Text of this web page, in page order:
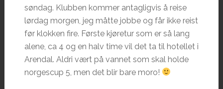
søndag. Klubben kommer antagligvis å reise
lørdag morgen, jeg måtte jobbe og får ikke reist
før klokken fire. Første kjøretur som er så lang
alene, ca 4 og en halv time vil det ta til hotellet i
Arendal. Aldri vært på vannet som skal holde
norgescup 5, men det blir bare moro!